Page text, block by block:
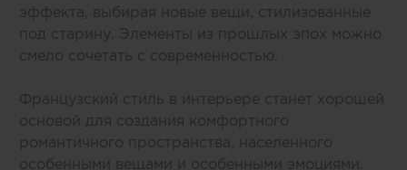
эффекта, выбирая новые вещи, стилизованные
под старину. Элементы из прошлых эпох можно
смело сочетать с современностью.
Французский стиль в интерьере станет хорошей
основой для создания комфортного
романтичного пространства, населенного
особенными вещами и особенными эмоциями.